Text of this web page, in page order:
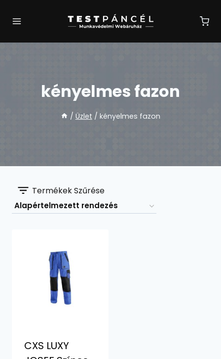
kényelmes fazon
/ Üzlet / kényelmes fazon
Termékek Szűrése
CXS LUXY